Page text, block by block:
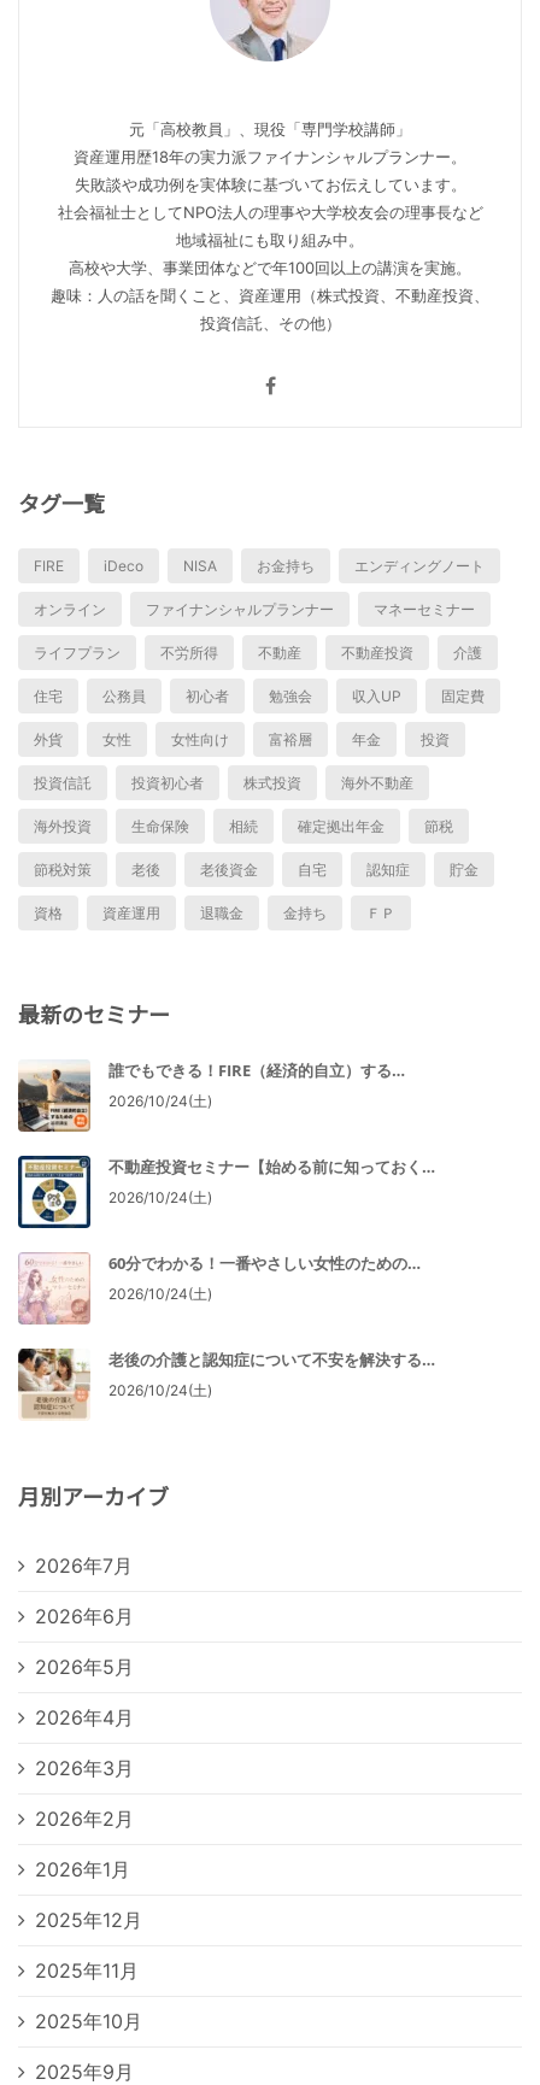
元「高校教員」、現役「専門学校講師」
資産運用歴18年の実力派ファイナンシャルプランナー。
失敗談や成功例を実体験に基づいてお伝えしています。
社会福祉士としてNPO法人の理事や大学校友会の理事長など
地域福祉にも取り組み中。
高校や大学、事業団体などで年100回以上の講演を実施。
趣味：人の話を聞くこと、資産運用（株式投資、不動産投資、
投資信託、その他）
タグ一覧
FIRE iDeco NISA お金持ち エンディングノート
オンライン ファイナンシャルプランナー マネーセミナー
ライフプラン 不労所得 不動産 不動産投資 介護
住宅 公務員 初心者 勉強会 収入UP 固定費
外貨 女性 女性向け 富裕層 年金 投資
投資信託 投資初心者 株式投資 海外不動産
海外投資 生命保険 相続 確定拠出年金 節税
節税対策 老後 老後資金 自宅 認知症 貯金
資格 資産運用 退職金 金持ち ＦＰ
最新のセミナー
誰でもできる！FIRE（経済的自立）する…
2026/10/24(土)
不動産投資セミナー【始める前に知っておく…
2026/10/24(土)
60分でわかる！一番やさしい女性のための…
2026/10/24(土)
老後の介護と認知症について不安を解決する…
2026/10/24(土)
月別アーカイブ
2026年7月
2026年6月
2026年5月
2026年4月
2026年3月
2026年2月
2026年1月
2025年12月
2025年11月
2025年10月
2025年9月